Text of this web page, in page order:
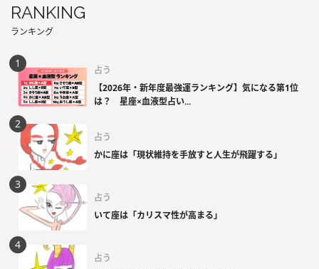
RANKING
ランキング
占う
【2026年・新年度最強運ランキング】気になる第1位
は？ 星座×血液型占い...
占う
かに座は「現状維持を手放すと人生が飛躍する」
占う
いて座は「カリスマ性が高まる」
占う